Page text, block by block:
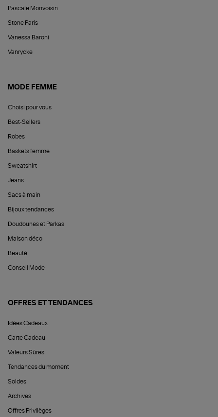
Pascale Monvoisin
Stone Paris
Vanessa Baroni
Vanrycke
MODE FEMME
Choisi pour vous
Best-Sellers
Robes
Baskets femme
Sweatshirt
Jeans
Sacs à main
Bijoux tendances
Doudounes et Parkas
Maison déco
Beauté
Conseil Mode
OFFRES ET TENDANCES
Idées Cadeaux
Carte Cadeau
Valeurs Sûres
Tendances du moment
Soldes
Archives
Offres Privilèges